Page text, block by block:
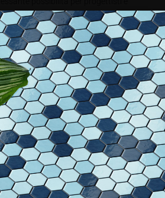
le diverse soluzioni spiccano
adesivi e le pellicole,...
Spa,Giorgio Volpi,Grafadhesive, Luisa
Aguanno,PBT4.2013 ,Ritrama
Vallebona Spandex Italia